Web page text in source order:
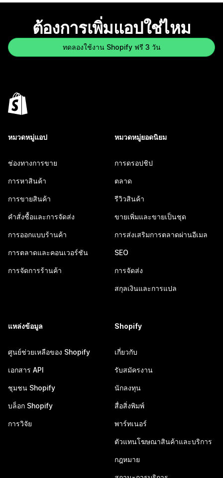
ต้องการเพิ่มแอปใช่ไหม
ทดลองใช้งาน Shopify ฟรี 3 วัน
หมวดหมู่แอป
ช่องทางการขาย
การหาสินค้า
การขายสินค้า
คำสั่งซื้อและการจัดส่ง
การออกแบบร้านค้า
การตลาดและคอนเวอร์ชัน
การจัดการร้านค้า
หมวดหมู่ยอดนิยม
การดรอปชิป
ตลาด
รีวิวสินค้า
ขายเพิ่มและขายเป็นชุด
การส่งเสริมการตลาดผ่านอีเมล
SEO
การจัดส่ง
สกุลเงินและการแปล
แหล่งข้อมูล
ศูนย์ช่วยเหลือของ Shopify
เอกสาร API
ชุมชน Shopify
บล็อก Shopify
การวิจัย
Shopify
เกี่ยวกับ
รับสมัครงาน
นักลงทุน
สื่อสิ่งพิมพ์
พาร์ทเนอร์
ตัวแทนโฆษณาสินค้าและบริการ
กฎหมาย